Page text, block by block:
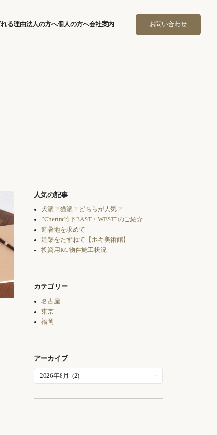
る理由法人の方へ個人の方へ会社案内 お問い合わせ
人気の記事
犬派？猫派？どちらが人気？
”Cherim竹下EAST・WEST”のご紹介
避暑地を求めて
建築をたずねて【ホキ美術館】
投資用RC物件施工状況
カテゴリー
名古屋
東京
福岡
アーカイブ